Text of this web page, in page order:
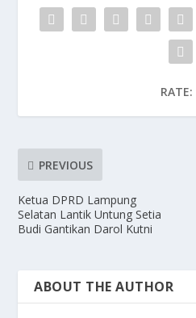
RATE:
PREVIOUS
Ketua DPRD Lampung
Selatan Lantik Untung Setia
Budi Gantikan Darol Kutni
ABOUT THE AUTHOR